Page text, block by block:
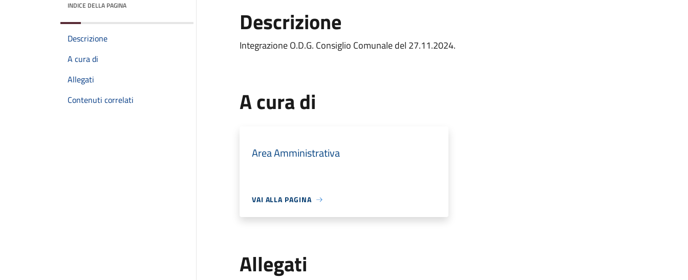
INDICE DELLA PAGINA
Descrizione
A cura di
Allegati
Contenuti correlati
Descrizione
Integrazione O.D.G. Consiglio Comunale del 27.11.2024.
A cura di
Area Amministrativa
VAI ALLA PAGINA
Allegati